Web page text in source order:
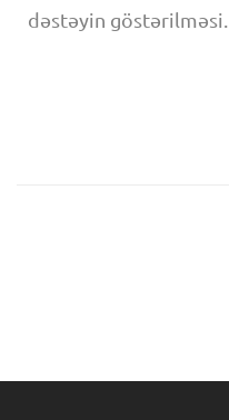
dəstəyin göstərilməsi.